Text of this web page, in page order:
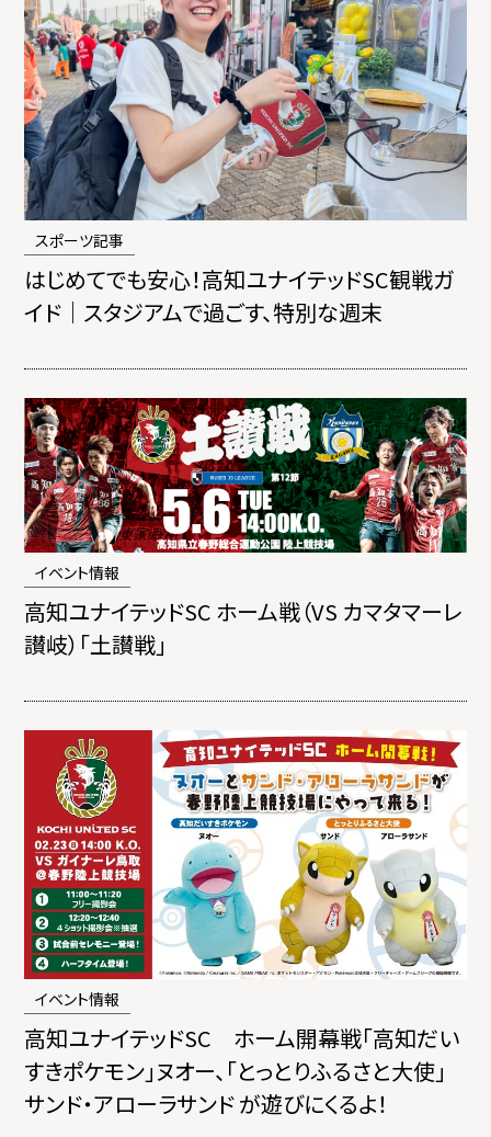
スポーツ記事
はじめてでも安心！高知ユナイテッドSC観戦ガ
イド｜スタジアムで過ごす、特別な週末
イベント情報
高知ユナイテッドSC ホーム戦（VS カマタマーレ
讃岐）「土讃戦」
イベント情報
高知ユナイテッドSC ホーム開幕戦「高知だい
すきポケモン」ヌオー、「とっとりふるさと大使」
サンド・アローラサンド が遊びにくるよ！